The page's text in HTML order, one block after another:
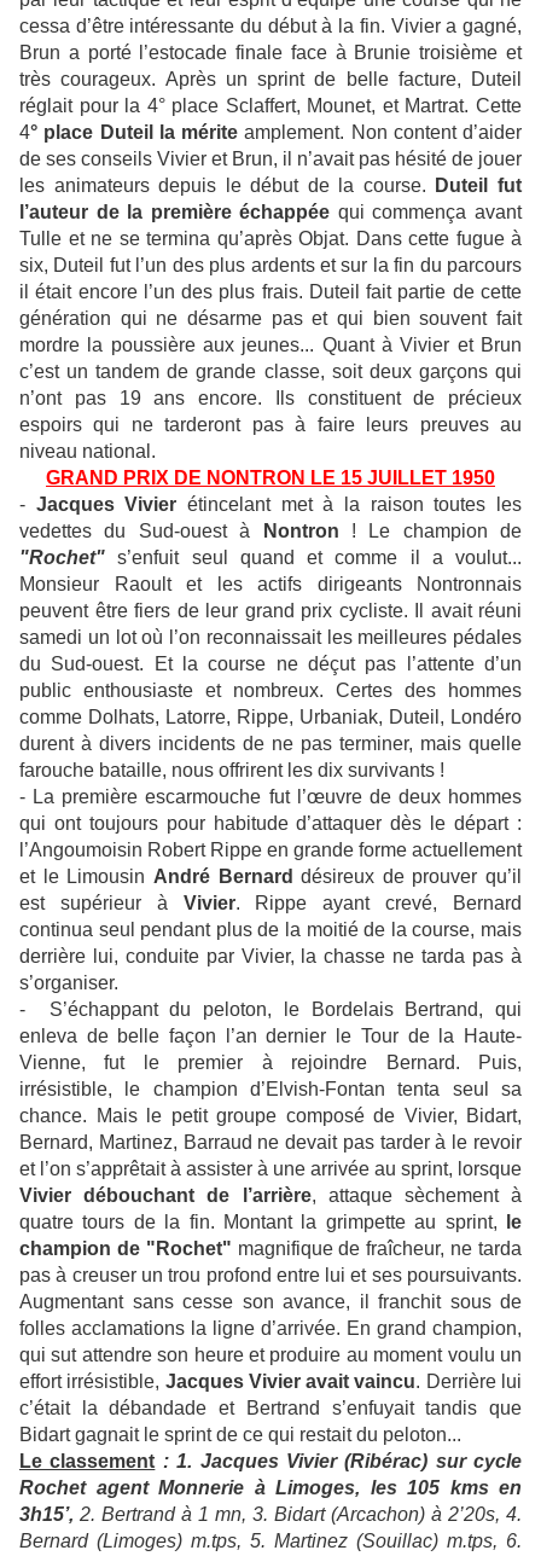
cessa d’être intéressante du début à la fin. Vivier a gagné,
Brun a porté l’estocade finale face à Brunie troisième et
très courageux. Après un sprint de belle facture, Duteil
réglait pour la 4° place Sclaffert, Mounet, et Martrat. Cette
4° place Duteil la mérite amplement. Non content d’aider
de ses conseils Vivier et Brun, il n’avait pas hésité de jouer
les animateurs depuis le début de la course.
Duteil fut
l’auteur de la première échappée qui commença avant
Tulle et ne se termina qu’après Objat. Dans cette fugue à
six, Duteil fut l’un des plus ardents et sur la fin du parcours
il était encore l’un des plus frais. Duteil fait partie de cette
génération qui ne désarme pas et qui bien souvent fait
mordre la poussière aux jeunes... Quant à Vivier et Brun
c’est un tandem de grande classe, soit deux garçons qui
n’ont pas 19 ans encore. Ils constituent de précieux
espoirs qui ne tarderont pas à faire leurs preuves au
niveau national.
GRAND PRIX DE NONTRON LE 15 JUILLET 1950
- Jacques Vivier étincelant met à la raison toutes les
vedettes du Sud-ouest à
Nontron ! Le champion de
"Rochet" s’enfuit seul quand et comme il a voulut...
Monsieur Raoult et les actifs dirigeants Nontronnais
peuvent être fiers de leur grand prix cycliste. Il avait réuni
samedi un lot où l’on reconnaissait les meilleures pédales
du Sud-ouest. Et la course ne déçut pas l’attente d’un
public enthousiaste et nombreux. Certes des hommes
comme Dolhats, Latorre, Rippe, Urbaniak, Duteil, Londéro
durent à divers incidents de ne pas terminer, mais quelle
farouche bataille, nous offrirent les dix survivants !
- La première escarmouche fut l’œuvre de deux hommes
qui ont toujours pour habitude d’attaquer dès le départ :
l’Angoumoisin Robert Rippe en grande forme actuellement
et le Limousin André Bernard désireux de prouver qu’il
est supérieur à Vivier. Rippe ayant crevé, Bernard
continua seul pendant plus de la moitié de la course, mais
derrière lui, conduite par Vivier, la chasse ne tarda pas à
s’organiser.
-
S’échappant du peloton, le Bordelais Bertrand, qui
enleva de belle façon l’an dernier le Tour de la Haute-
Vienne, fut le premier à rejoindre Bernard. Puis,
irrésistible, le champion d’Elvish-Fontan tenta seul sa
chance. Mais le petit groupe composé de Vivier, Bidart,
Bernard, Martinez, Barraud ne devait pas tarder à le revoir
et l’on s’apprêtait à assister à une arrivée au sprint, lorsque
Vivier débouchant de l’arrière, attaque sèchement à
quatre tours de la fin. Montant la grimpette au sprint,
le
champion de "Rochet" magnifique de fraîcheur, ne tarda
pas à creuser un trou profond entre lui et ses poursuivants.
Augmentant sans cesse son avance, il franchit sous de
folles acclamations la ligne d’arrivée. En grand champion,
qui sut attendre son heure et produire au moment voulu un
effort irrésistible, Jacques Vivier avait vaincu. Derrière lui
c’était la débandade et Bertrand s’enfuyait tandis que
Bidart gagnait le sprint de ce qui restait du peloton...
Le classement : 1. Jacques Vivier (Ribérac) sur cycle
Rochet agent Monnerie à Limoges, les 105 kms en
3h15’, 2. Bertrand à 1 mn, 3. Bidart (Arcachon) à 2’20s, 4.
Bernard (Limoges) m.tps, 5. Martinez (Souillac) m.tps, 6.